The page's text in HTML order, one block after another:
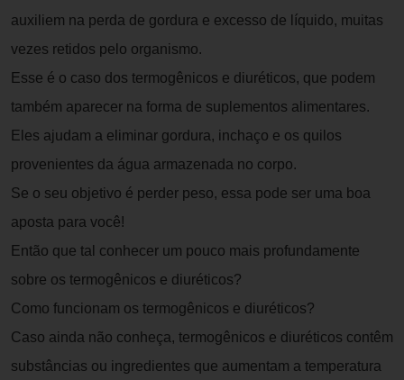
auxiliem na perda de gordura e excesso de líquido, muitas
vezes retidos pelo organismo.
Esse é o caso dos termogênicos e diuréticos, que podem
também aparecer na forma de suplementos alimentares.
Eles ajudam a eliminar gordura, inchaço e os quilos
provenientes da água armazenada no corpo.
Se o seu objetivo é perder peso, essa pode ser uma boa
aposta para você!
Então que tal conhecer um pouco mais profundamente
sobre os termogênicos e diuréticos?
Como funcionam os termogênicos e diuréticos?
Caso ainda não conheça, termogênicos e diuréticos contêm
substâncias ou ingredientes que aumentam a temperatura